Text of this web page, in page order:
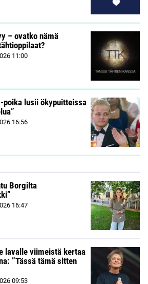
– ovatko nämä
11:00
lusii ökypuitteissa
16:56
Borgilta
16:47
lavalle viimeistä kertaa
”Tässä tämä sitten
09:53